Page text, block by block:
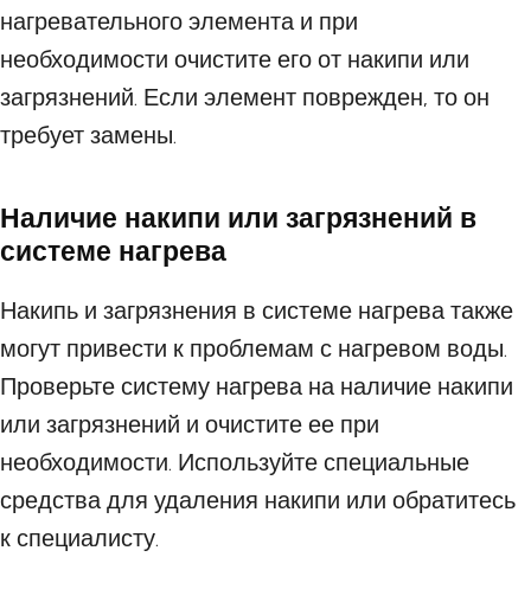
нагревательного элемента и при
необходимости очистите его от накипи или
загрязнений. Если элемент поврежден, то он
требует замены.
Наличие накипи или загрязнений в
системе нагрева
Накипь и загрязнения в системе нагрева также
могут привести к проблемам с нагревом воды.
Проверьте систему нагрева на наличие накипи
или загрязнений и очистите ее при
необходимости. Используйте специальные
средства для удаления накипи или обратитесь
к специалисту.